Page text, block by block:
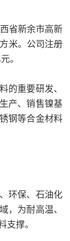
省新余市高新
米。公司注册
。
的重要研发、
产、销售镍基
钢等合金材料
环保、石油化
，为耐高温、
撑。